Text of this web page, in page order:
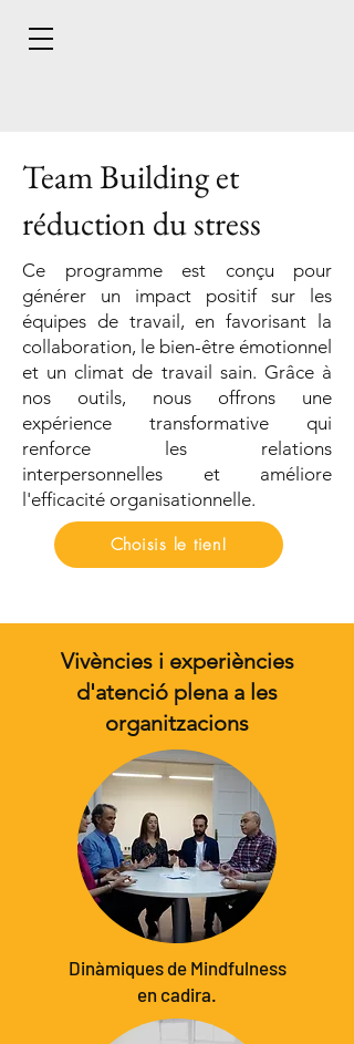
Team Building et
réduction du stress
Ce programme est conçu pour
générer un impact positif sur les
équipes de travail, en favorisant la
collaboration, le bien-être émotionnel
et un climat de travail sain. Grâce à
nos outils, nous offrons une
expérience transformative qui
renforce les relations
interpersonnelles et améliore
l'efficacité organisationnelle.
Choisis le tien!
Vivències i experiències
d'atenció plena a les
organitzacions
Dinàmiques de Mindfulness
en cadira.